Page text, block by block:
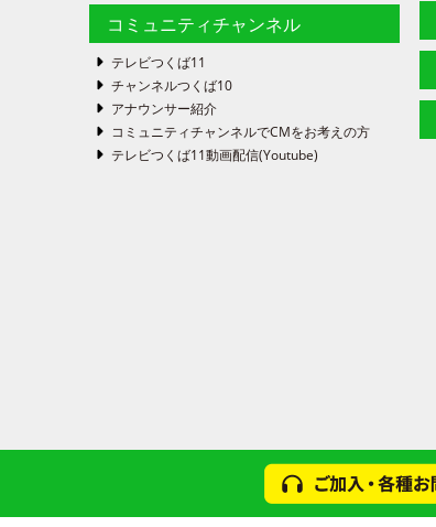
コミュニティチャンネル
テレビつくば11
チャンネルつくば10
アナウンサー紹介
コミュニティチャンネルでCMをお考えの方
テレビつくば11動画配信(Youtube)